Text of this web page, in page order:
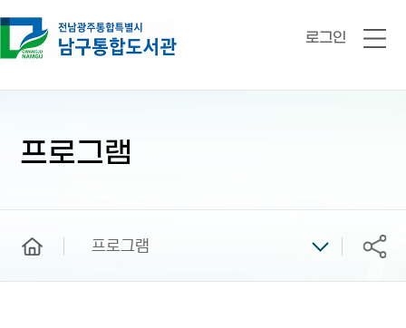
로그인
전
프로그램
프로그램 공유